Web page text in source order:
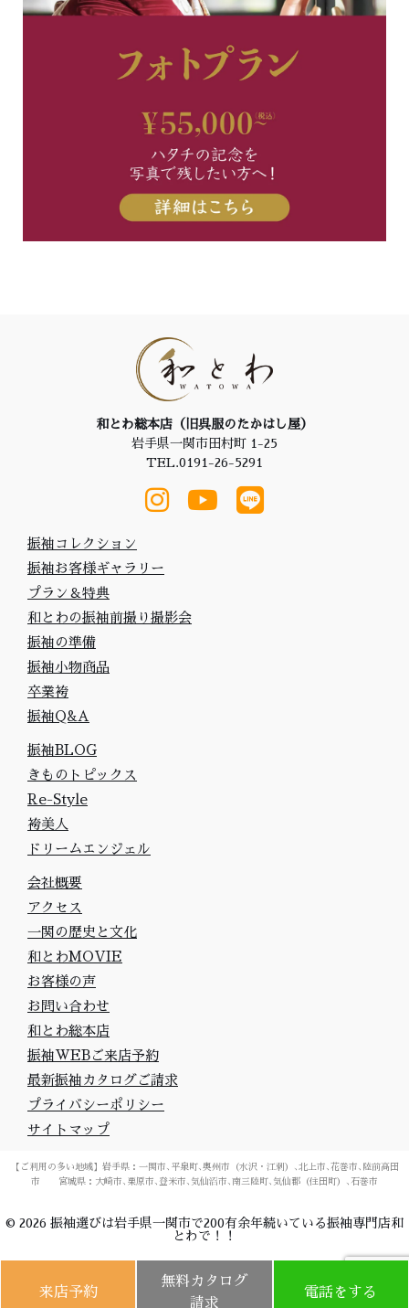
和とわ総本店（旧呉服のたかはし屋）
岩手県一関市田村町 1-25
TEL.0191-26-5291
振袖コレクション
振袖お客様ギャラリー
プラン＆特典
和とわの振袖前撮り撮影会
振袖の準備
振袖小物商品
卒業袴
振袖Q&A
振袖BLOG
きものトピックス
Re-Style
袴美人
ドリームエンジェル
会社概要
アクセス
一関の歴史と文化
和とわMOVIE
お客様の声
お問い合わせ
和とわ総本店
振袖WEBご来店予約
最新振袖カタログご請求
プライバシーポリシー
サイトマップ
【ご利用の多い地域】岩手県：一関市､平泉町､奥州市（水沢・江刺）､北上市､花巻市､陸前高田
市 宮城県：大崎市､栗原市､登米市､気仙沼市､南三陸町､気仙郡（住田町）､石巻市
© 2026 振袖選びは岩手県一関市で200有余年続いている振袖専門店和
とわで！！
来店予約
無料カタログ
請求
電話をする